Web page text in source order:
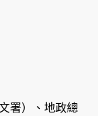
署）、地政總